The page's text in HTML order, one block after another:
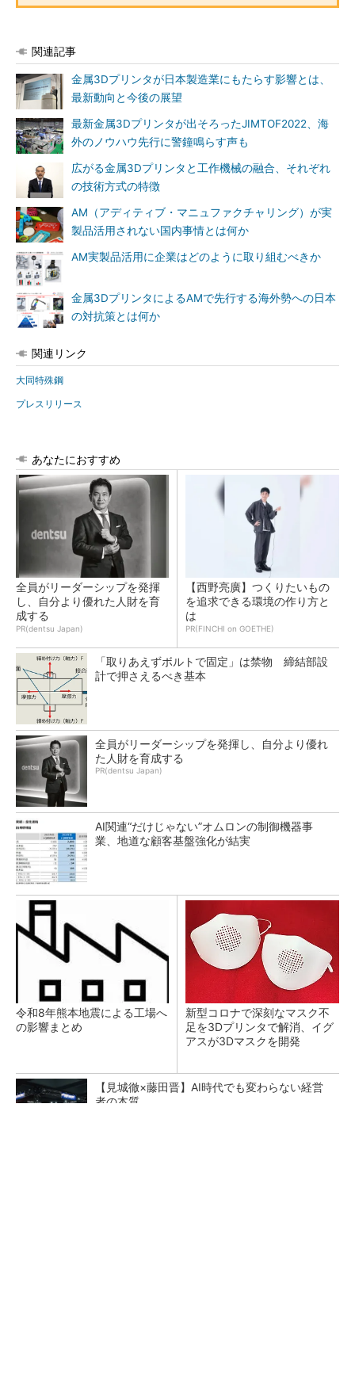
関連記事
金属3Dプリンタが日本製造業にもたらす影響とは、
最新動向と今後の展望
最新金属3Dプリンタが出そろったJIMTOF2022、海
外のノウハウ先行に警鐘鳴らす声も
広がる金属3Dプリンタと工作機械の融合、それぞれ
の技術方式の特徴
AM（アディティブ・マニュファクチャリング）が実
製品活用されない国内事情とは何か
AM実製品活用に企業はどのように取り組むべきか
金属3DプリンタによるAMで先行する海外勢への日本
の対抗策とは何か
関連リンク
大同特殊鋼
プレスリリース
あなたにおすすめ
全員がリーダーシップを発揮
し、自分より優れた人財を育
成する
PR(dentsu Japan)
【西野亮廣】つくりたいもの
を追求できる環境の作り方と
は
PR(FINCHI on GOETHE)
「取りあえずボルトで固定」は禁物 締結部設
計で押さえるべき基本
全員がリーダーシップを発揮し、自分より優れ
た人財を育成する
PR(dentsu Japan)
AI関連“だけじゃない”オムロンの制御機器事
業、地道な顧客基盤強化が結実
令和8年熊本地震による工場へ
の影響まとめ
新型コロナで深刻なマスク不
足を3Dプリンタで解消、イグ
アスが3Dマスクを開発
【見城徹×藤田晋】AI時代でも変わらない経営
者の本質